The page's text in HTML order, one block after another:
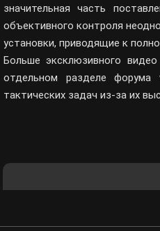
значительная часть
объективного контроля
установки, приводящие к
Больше эксклюзивного
отдельном разделе форума
тактических задач из-за их